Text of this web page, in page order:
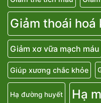
Giảm thể tích máu
Giảm thoái hoá
Giảm xơ vữa mạch máu
Giúp xương chắc khỏe